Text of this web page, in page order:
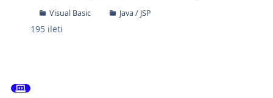
Visual Basic
Java / JSP
195 ileti